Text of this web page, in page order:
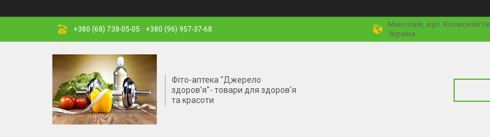
+380 (68) 738-05-05 +380 (96) 957-37-68
Миколаїв, вул.
Україна
Фіто-аптека "Джерело
здоров'я"- товари для здоров'я
та красоти